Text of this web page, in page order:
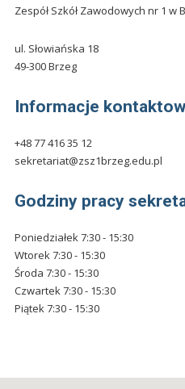
Zespół Szkół Zawodowych nr 1 w
ul. Słowiańska 18
49-300 Brzeg
Informacje
+48 77 416 35 12
sekretariat@zsz1brzeg.edu.pl
Godziny pracy
Poniedziałek 7:30 - 15:30
Wtorek 7:30 - 15:30
Środa 7:30 - 15:30
Czwartek 7:30 - 15:30
Piątek 7:30 - 15:30